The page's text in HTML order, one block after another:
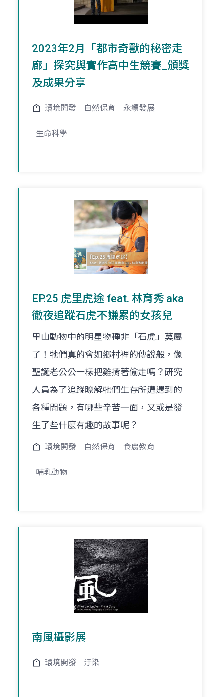
2023年2月「都市奇獸的秘密走
廊」探究與實作高中生競賽_頒獎
及成果分享
環境開發 自然保育 永續發展
生命科學
EP.25 虎里虎途 feat. 林育秀 aka
徹夜追蹤石虎不嫌累的女孩兒
里山動物中的明星物種非「石虎」莫屬
了！牠們真的會如鄉村裡的傳說般，像
聖誕老公公一樣把雞揹著偷走嗎？研究
人員為了追蹤瞭解牠們生存所遭遇到的
各種問題，有哪些辛苦一面，又或是發
生了些什麼有趣的故事呢？
環境開發 自然保育 食農教育
哺乳動物
南風攝影展
環境開發 汙染